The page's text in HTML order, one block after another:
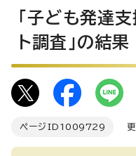
「子ども発達
ト調査」の結果
ページID 1009729 更